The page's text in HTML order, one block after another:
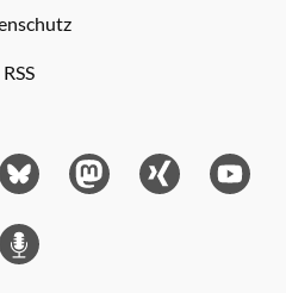
RSS